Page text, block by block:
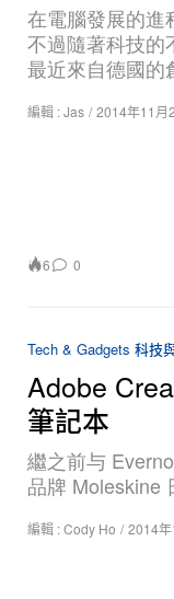
在電腦發展的進
不過隨著科技的
最近來自德國的
編輯 :Jas / 2014年11月
6 0
Tech & Gadgets 科技
Adobe
筆記本
繼之前与
品牌 Moleskine
編輯 :Cody Ho / 2014